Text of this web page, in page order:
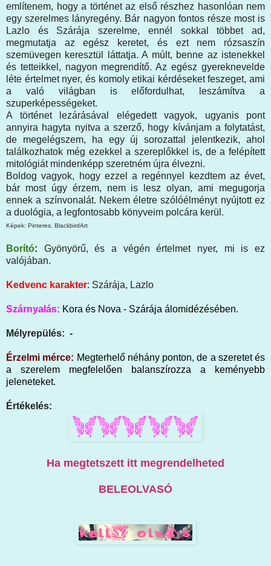
említenem, hogy a történet az első részhez hasonlóan nem
egy szerelmes lányregény. Bár nagyon fontos része most is
Lazlo és Szárája szerelme, ennél sokkal többet ad,
megmutatja az egész keretet, és ezt nem rózsaszín
szemüvegen keresztül láttatja. A múlt, benne az istenekkel
és tetteikkel, nagyon megrendítő. Az egész gyereknevelde
léte értelmet nyer, és komoly etikai kérdéseket feszeget, ami
a való világban is előfordulhat, leszámítva a
szuperképességeket.
A történet lezárásával elégedett vagyok, ugyanis pont
annyira hagyta nyitva a szerző, hogy kívánjam a folytatást,
de megelégszem, ha egy új sorozattal jelentkezik, ahol
találkozhatok még ezekkel a szereplőkkel is, de a felépített
mitológiát mindenképp szeretném újra élvezni.
Boldog vagyok, hogy ezzel a regénnyel kezdtem az évet,
bár most úgy érzem, nem is lesz olyan, ami megugorja
ennek a színvonalát. Nekem életre szólóélményt nyújtott ez
a duológia, a legfontosabb könyveim polcára kerül.
Képek: Pinteres, BlackbirdArt
Borító: Gyönyörű, és a végén értelmet nyer, mi is ez
valójában.
Kedvenc karakter: Szárája, Lazlo
Szárnyalás: Kora és Nova - Szárája álomidézésében.
Mélyrepülés: -
Érzelmi mérce: Megterhelő néhány ponton, de a szeretet és
a szerelem megfelelően balanszírozza a keményebb
jeleneteket.
Értékelés:
Ha megtetszett itt megrendelheted
BELEOLVASÓ